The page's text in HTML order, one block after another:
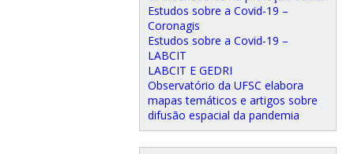
Estudos sobre a Covid-19 –
Coronagis
Estudos sobre a Covid-19 –
LABCIT
LABCIT E GEDRI
Observatório da UFSC elabora
mapas temáticos e artigos sobre
difusão espacial da pandemia